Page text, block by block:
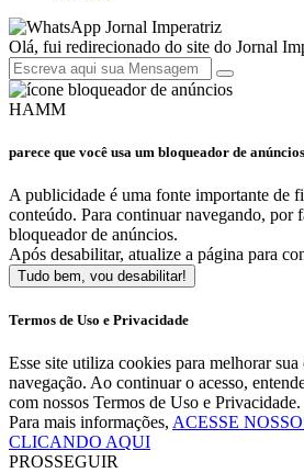
Jornal Imperatriz
Olá, fui redirecionado do site do Jornal
HAMM
parece que você usa um bloqueador de anúncios
A publicidade é uma fonte importante de
conteúdo. Para continuar navegando, por
bloqueador de anúncios.
Após desabilitar, atualize a página para
Tudo bem, vou desabilitar!
Termos de Uso e Privacidade
Esse site utiliza cookies para melhorar
navegação. Ao continuar o acesso,
com nossos Termos de Uso e Privacidade.
Para mais informações, ACESSE
CLICANDO AQUI
PROSSEGUIR